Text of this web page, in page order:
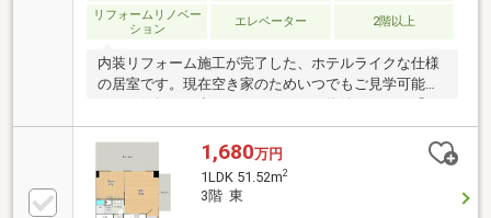
色使いも統一感があり、家に帰るのが楽しみになるお
部屋です。◆エアコン２台付きで初期費用も抑えられ
リフォームリノベー
ション
エレベーター 2階以上
内装リフォーム施工が完了した、ホテルライクな仕様
の居室です。現在空き家のためいつでもご見学可能で
ステートソリューション プレジデント長崎
YouTube」でご検索ください！●ＪＲ長崎駅まで徒歩
１０分の好立地。●２面バルコニー向いは公園なので
開放感があります＜建物保証＞宅建業者が売り主とな
りますので、引き渡し後の保証がつきます＜リフォー
1,680万円
1LDK 51.52m2
3階 東